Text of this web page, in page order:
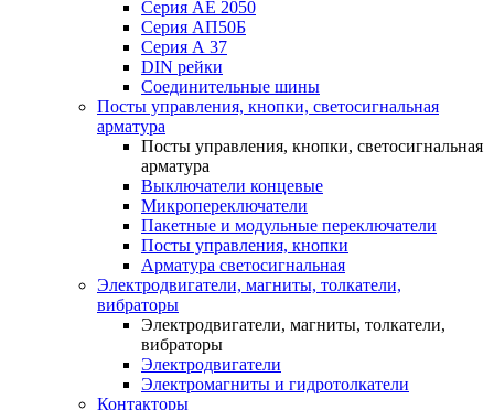
Серия АЕ 2050
Серия АП50Б
Серия А 37
DIN рейки
Соединительные шины
Посты управления, кнопки, светосигнальная
арматура
Посты управления, кнопки, светосигнальная
арматура
Выключатели концевые
Микропереключатели
Пакетные и модульные переключатели
Посты управления, кнопки
Арматура светосигнальная
Электродвигатели, магниты, толкатели,
вибраторы
Электродвигатели, магниты, толкатели,
вибраторы
Электродвигатели
Электромагниты и гидротолкатели
Контакторы